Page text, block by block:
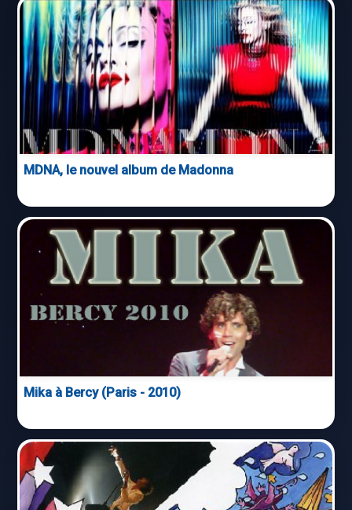
MDNA, le nouvel album de Madonna
Mika à Bercy (Paris - 2010)